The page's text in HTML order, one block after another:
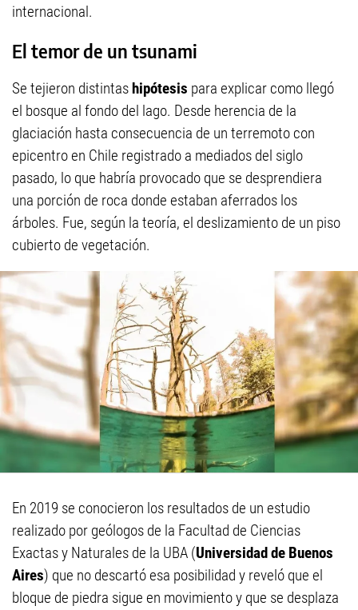
internacional.
El temor de un tsunami
Se tejieron distintashipótesis para explicar como llegó
el bosque al fondo del lago. Desde herencia de la
glaciación hasta consecuencia de un terremoto con
epicentro en Chile registrado a mediados del siglo
pasado, lo que habría provocado que se desprendiera
una porción de roca donde estaban aferrados los
árboles. Fue, según la teoría, el deslizamiento de un piso
cubierto de vegetación.
En 2019 se conocieron los resultados de un estudio
realizado por geólogos de la Facultad de Ciencias
Exactas y Naturales de la UBA (Universidad de Buenos
Aires) que no descartó esa posibilidad y reveló que el
bloque de piedra sigue en movimiento y que se desplaza